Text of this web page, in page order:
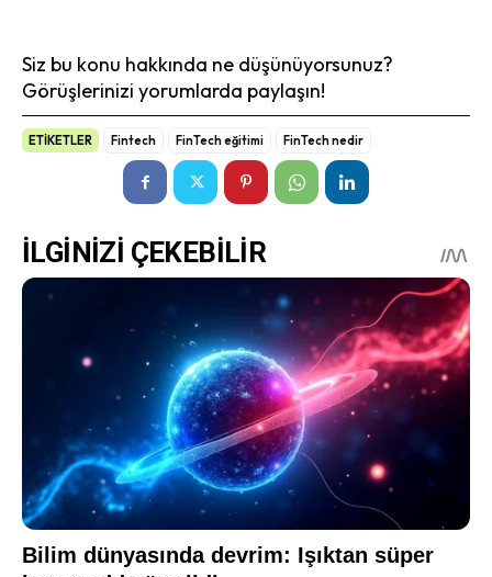
Siz bu konu hakkında ne düşünüyorsunuz?
Görüşlerinizi yorumlarda paylaşın!
ETİKETLER Fintech FinTech eğitimi FinTech nedir